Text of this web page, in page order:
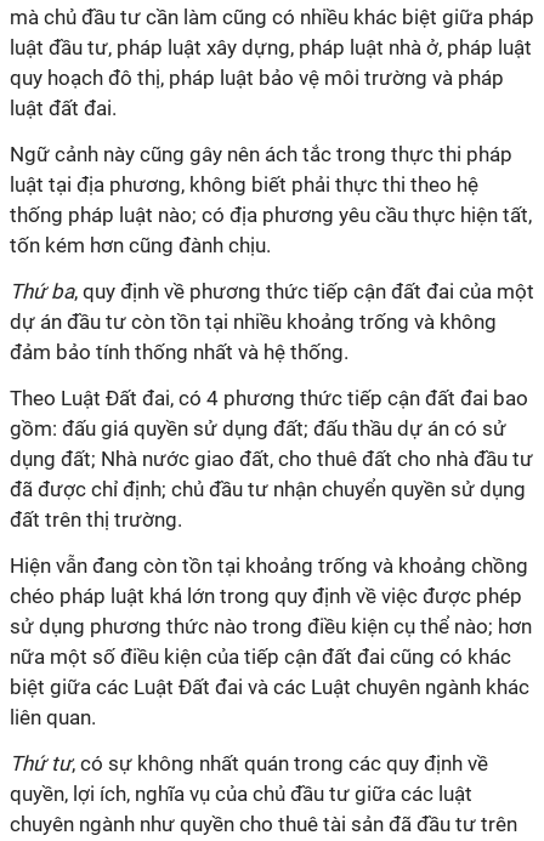
mà chủ đầu tư cần làm cũng có nhiều khác biệt giữa pháp
luật đầu tư, pháp luật xây dựng, pháp luật nhà ở, pháp luật
quy hoạch đô thị, pháp luật bảo vệ môi trường và pháp
luật đất đai.
Ngữ cảnh này cũng gây nên ách tắc trong thực thi pháp
luật tại địa phương, không biết phải thực thi theo hệ
thống pháp luật nào; có địa phương yêu cầu thực hiện tất,
tốn kém hơn cũng đành chịu.
Thứ ba, quy định về phương thức tiếp cận đất đai của một
dự án đầu tư còn tồn tại nhiều khoảng trống và không
đảm bảo tính thống nhất và hệ thống.
Theo Luật Đất đai, có 4 phương thức tiếp cận đất đai bao
gồm: đấu giá quyền sử dụng đất; đấu thầu dự án có sử
dụng đất; Nhà nước giao đất, cho thuê đất cho nhà đầu tư
đã được chỉ định; chủ đầu tư nhận chuyển quyền sử dụng
đất trên thị trường.
Hiện vẫn đang còn tồn tại khoảng trống và khoảng chồng
chéo pháp luật khá lớn trong quy định về việc được phép
sử dụng phương thức nào trong điều kiện cụ thể nào; hơn
nữa một số điều kiện của tiếp cận đất đai cũng có khác
biệt giữa các Luật Đất đai và các Luật chuyên ngành khác
liên quan.
Thứ tư, có sự không nhất quán trong các quy định về
quyền, lợi ích, nghĩa vụ của chủ đầu tư giữa các luật
chuyên ngành như quyền cho thuê tài sản đã đầu tư trên